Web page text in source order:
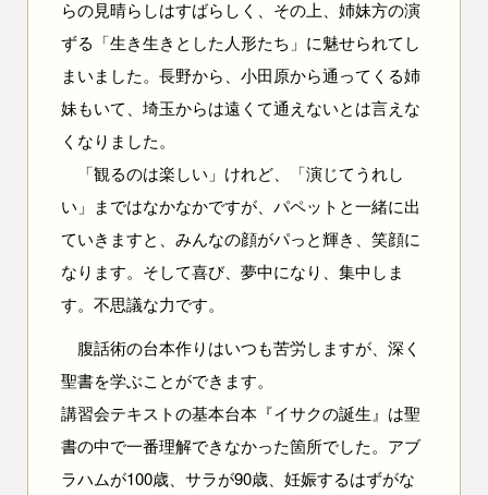
らの見晴らしはすばらしく、その上、姉妹方の演
ずる「生き生きとした人形たち」に魅せられてし
まいました。長野から、小田原から通ってくる姉
妹もいて、埼玉からは遠くて通えないとは言えな
くなりました。
「観るのは楽しい」けれど、「演じてうれし
い」まではなかなかですが、パペットと一緒に出
ていきますと、みんなの顔がパっと輝き、笑顔に
なります。そして喜び、夢中になり、集中しま
す。不思議な力です。
腹話術の台本作りはいつも苦労しますが、深く
聖書を学ぶことができます。
講習会テキストの基本台本『イサクの誕生』は聖
書の中で一番理解できなかった箇所でした。アブ
ラハムが100歳、サラが90歳、妊娠するはずがな